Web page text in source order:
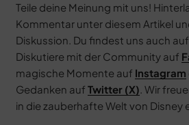
Teile deine Meinung mit uns!
Kommentar unter diesem Artikel
Diskussion. Du findest uns auch
Diskutiere mit der Community auf
magische Momente auf Instagram
Gedanken auf Twitter (X). Wir
in die zauberhafte Welt von Disney